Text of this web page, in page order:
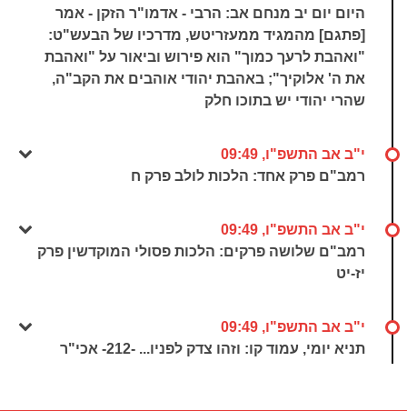
היום יום יב מנחם אב: הרבי - אדמו"ר הזקן - אמר
[פתגם] מהמגיד ממעזריטש, מדרכיו של הבעש"ט:
"ואהבת לרעך כמוך" הוא פירוש וביאור על "ואהבת
את ה' אלוקיך"; באהבת יהודי אוהבים את הקב"ה,
שהרי יהודי יש בתוכו חלק
י"ב אב התשפ"ו, 09:49
רמב"ם פרק אחד: הלכות לולב פרק ח
י"ב אב התשפ"ו, 09:49
רמב"ם שלושה פרקים: הלכות פסולי המוקדשין פרק
יז-יט
י"ב אב התשפ"ו, 09:49
תניא יומי, עמוד קו: וזהו צדק לפניו... -212- אכי"ר